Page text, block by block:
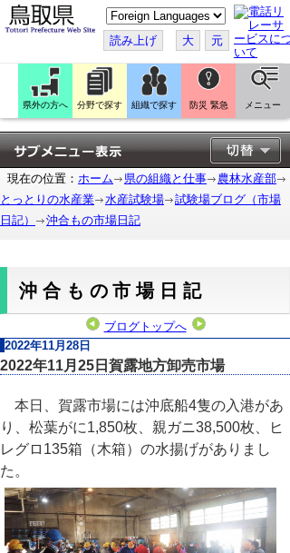
こ
の
ペ
ー
ジ
翻
訳
す
る
読み上げ 大 元
県外の方へ 分野で探す 組織で探す 防災 緊急 メニュー
現在の位置： ホーム 県の組織と仕事
農林水産部
とっとりの水産業
水産試験場
試験場ブログ（市場
日記）
沖合もの市場日記
沖合もの市場日記
ブログトップへ
2022年11月28日
2022年11月25日賀露地方卸売市場
本日、賀露市場には沖底船4隻の入港があ
り、松葉がに1,850枚、親ガニ38,500枚、ヒ
レグロ135箱（木箱）の水揚げがありまし
た。